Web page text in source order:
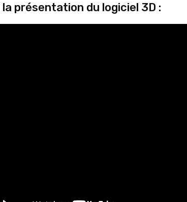
la présentation du logiciel 3D :